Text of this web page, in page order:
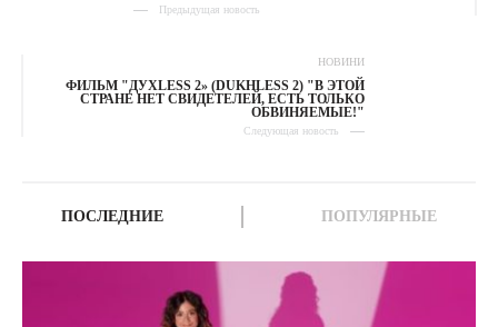
Предыдущая новость
НОВИНИ
ФИЛЬМ "ДУХLESS 2» (DUKHLESS 2) "В ЭТОЙ
СТРАНЕ НЕТ СВИДЕТЕЛЕЙ, ЕСТЬ ТОЛЬКО
ОБВИНЯЕМЫЕ!"
Следующая новость
ПОСЛЕДНИЕ ПОПУЛЯРНЫЕ